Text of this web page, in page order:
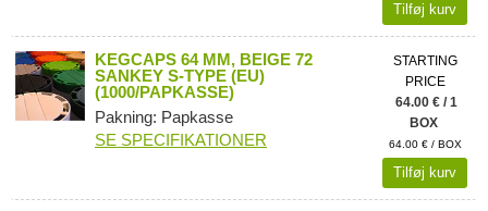
Tilføj kurv
KEGCAPS 64 MM, BEIGE 72
SANKEY S-TYPE (EU)
(1000/PAPKASSE)
Pakning: Papkasse
SE SPECIFIKATIONER
STARTING
PRICE
64.00 € / 1
BOX
64.00 € / BOX
Tilføj kurv